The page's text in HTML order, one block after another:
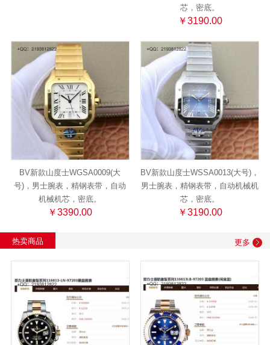
芯，密底。
￥3190.00
BV新款山度士WGSA0009(大
号)，男士腕表，精钢表带，自动
机械机芯，密底。
￥3390.00
BV新款山度士WSSA0013(大号)，
男士腕表，精钢表带，自动机械机
芯，密底。
￥3190.00
热卖商品 更多